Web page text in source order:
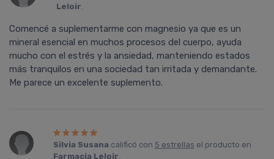
Leloir.
Comencé a suplementarme con magnesio ya que es un
mineral esencial en muchos procesos del cuerpo, ayuda
mucho con el estrés y la ansiedad, manteniendo estados
más tranquilos en una sociedad tan irritada y demandante.
Me parece un excelente suplemento.
Silvia Susana calificó con 5 estrellas el producto en
Farmacia Leloir.